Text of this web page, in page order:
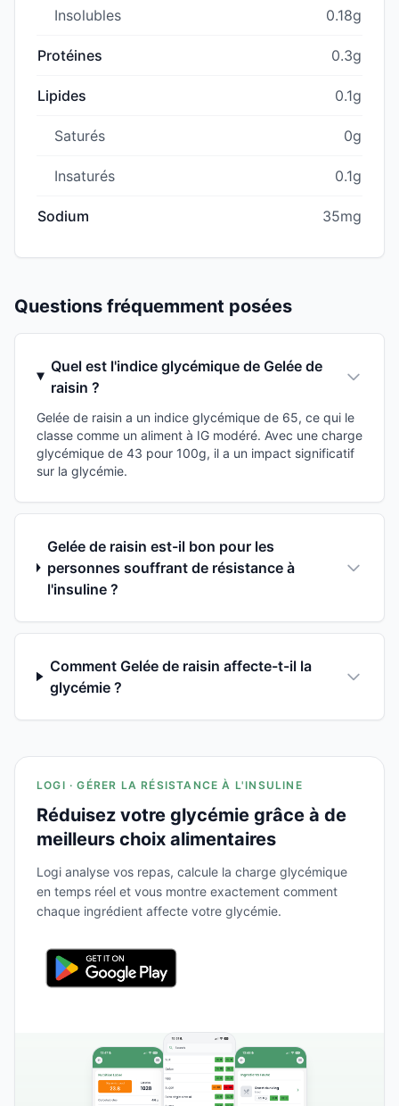
Insolubles 0.18g
Protéines 0.3g
Lipides 0.1g
Saturés 0g
Insaturés 0.1g
Sodium 35mg
Questions fréquemment posées
Quel est l'indice glycémique de Gelée de
raisin ?
Gelée de raisin a un indice glycémique de 65, ce qui le
classe comme un aliment à IG modéré. Avec une charge
glycémique de 43 pour 100g, il a un impact significatif
sur la glycémie.
Gelée de raisin est-il bon pour les
personnes souffrant de résistance à
l'insuline ?
Comment Gelée de raisin affecte-t-il la
glycémie ?
LOGI · GÉRER LA RÉSISTANCE À L'INSULINE
Réduisez votre glycémie grâce à de
meilleurs choix alimentaires
Logi analyse vos repas, calcule la charge glycémique
en temps réel et vous montre exactement comment
chaque ingrédient affecte votre glycémie.